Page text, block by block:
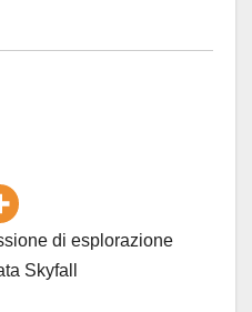
di esplorazione
Skyfall